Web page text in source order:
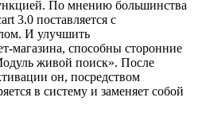
По мнению большинства
3.0 поставляется с
И улучшить
магазина, способны сторонние
живой поиск». После
он, посредством
в систему и заменяет собой